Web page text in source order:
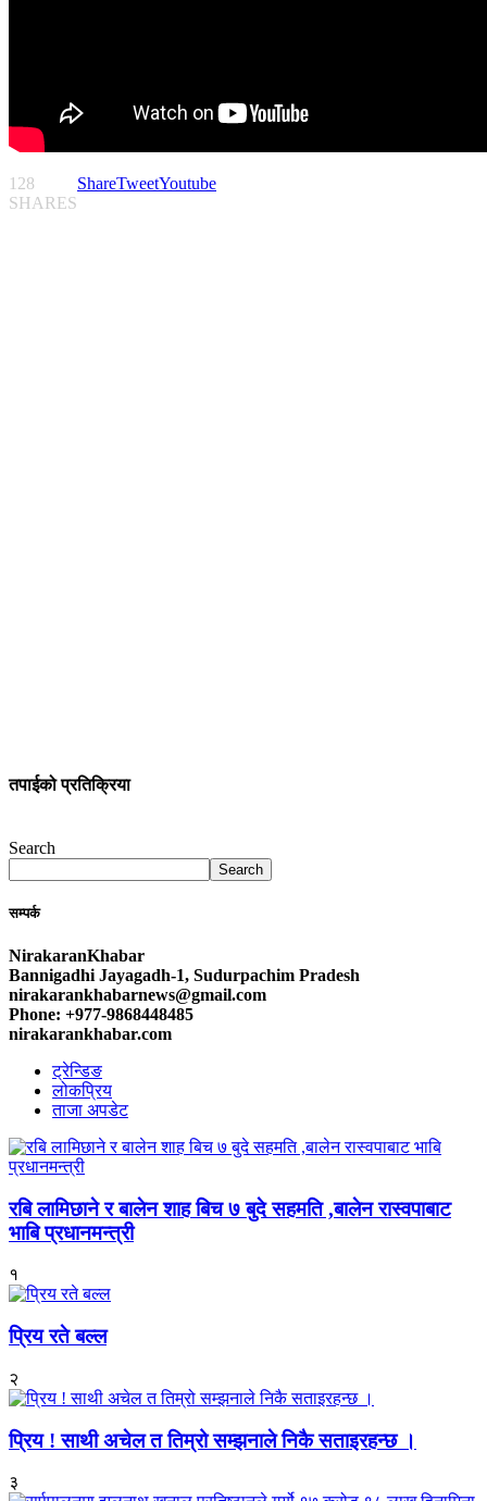
128
SHARES
ShareTweetYoutube
तपाईको प्रतिक्रिया
Search
Search
सम्पर्क
NirakaranKhabar
Bannigadhi Jayagadh-1, Sudurpachim Pradesh
nirakarankhabarnews@gmail.com
Phone: +977-9868448485
nirakarankhabar.com
ट्रेन्डिङ
लोकप्रिय
ताजा अपडेट
रबि लामिछाने र बालेन शाह बिच ७ बुदे सहमति ,बालेन रास्वपाबाट
भाबि प्रधानमन्त्री
१
प्रिय रते बल्ल
२
प्रिय ! साथी अचेल त तिम्रो सम्झनाले निकै सताइरहन्छ ।
३